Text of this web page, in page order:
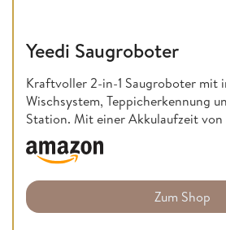
Yeedi Saugroboter
Kraftvoller 2-in-1 Saugroboter mit
Wischsystem, Teppicherkennung
Station. Mit einer Akkulaufzeit von
Zum Shop